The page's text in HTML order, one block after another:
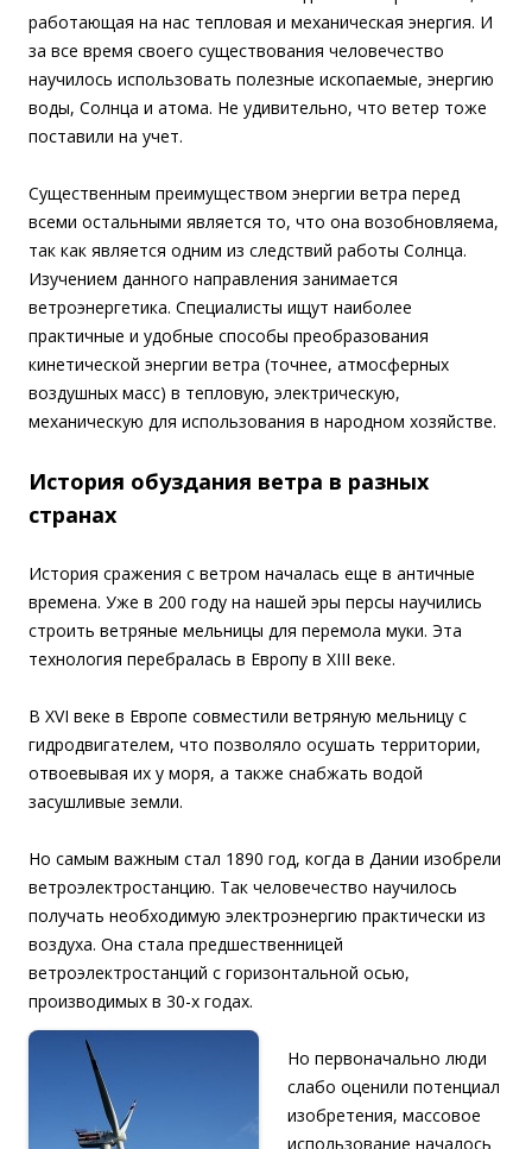
работающая на нас тепловая и механическая энергия. И
за все время своего существования человечество
научилось использовать полезные ископаемые, энергию
воды, Солнца и атома. Не удивительно, что ветер тоже
поставили на учет.
Существенным преимуществом энергии ветра перед
всеми остальными является то, что она возобновляема,
так как является одним из следствий работы Солнца.
Изучением данного направления занимается
ветроэнергетика. Специалисты ищут наиболее
практичные и удобные способы преобразования
кинетической энергии ветра (точнее, атмосферных
воздушных масс) в тепловую, электрическую,
механическую для использования в народном хозяйстве.
История обуздания ветра в разных
странах
История сражения с ветром началась еще в античные
времена. Уже в 200 году на нашей эры персы научились
строить ветряные мельницы для перемола муки. Эта
технология перебралась в Европу в XIII веке.
В XVI веке в Европе совместили ветряную мельницу с
гидродвигателем, что позволяло осушать территории,
отвоевывая их у моря, а также снабжать водой
засушливые земли.
Но самым важным стал 1890 год, когда в Дании изобрели
ветроэлектростанцию. Так человечество научилось
получать необходимую электроэнергию практически из
воздуха. Она стала предшественницей
ветроэлектростанций с горизонтальной осью,
производимых в 30-х годах.
Но первоначально люди
слабо оценили потенциал
изобретения, массовое
использование началось